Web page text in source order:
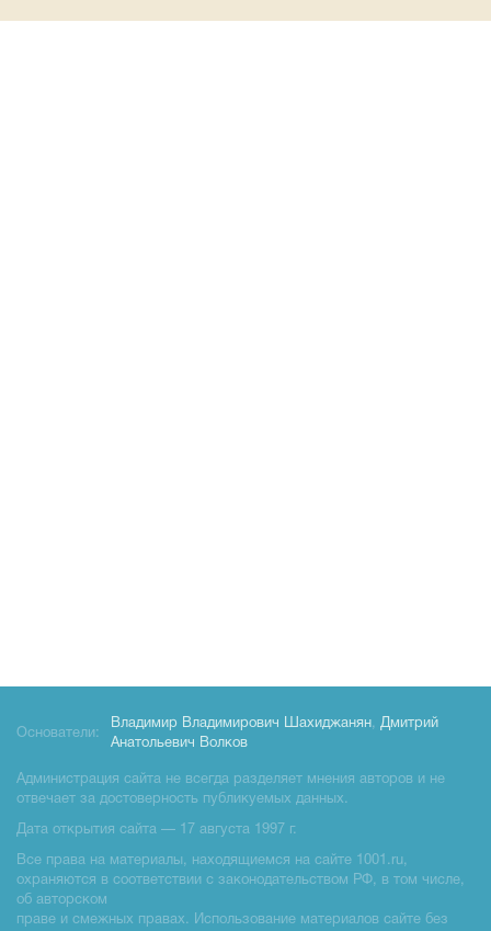
Основатели:
Владимир Владимирович Шахиджанян, Дмитрий
Анатольевич Волков
Администрация сайта не всегда разделяет мнения авторов и не
отвечает за достоверность публикуемых данных.
Дата открытия сайта — 17 августа 1997 г.
Все права на материалы, находящиемся на сайте 1001.ru,
охраняются в соответствии с законодательством РФ, в том числе,
об авторском
праве и смежных правах. Использование материалов сайте без